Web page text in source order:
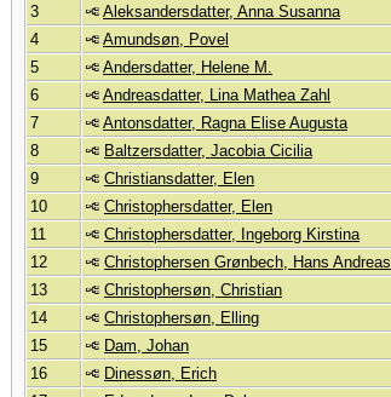
3
Aleksandersdatter, Anna Susanna
4
Amundsøn, Povel
5
Andersdatter, Helene M.
6
Andreasdatter, Lina Mathea Zahl
7
Antonsdatter, Ragna Elise Augusta
8
Baltzersdatter, Jacobia Cicilia
9
Christiansdatter, Elen
10
Christophersdatter, Elen
11
Christophersdatter, Ingeborg Kirstina
12
Christophersen Grønbech, Hans Andreas
13
Christophersøn, Christian
14
Christophersøn, Elling
15
Dam, Johan
16
Dinessøn, Erich